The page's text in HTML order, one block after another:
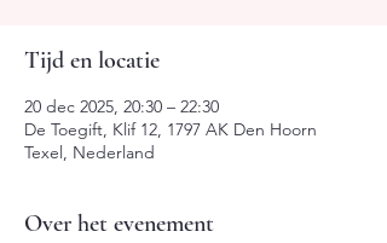
Tijd en locatie
20 dec 2025, 20:30 – 22:30
De Toegift, Klif 12, 1797 AK Den Hoorn
Texel, Nederland
Over het evenement